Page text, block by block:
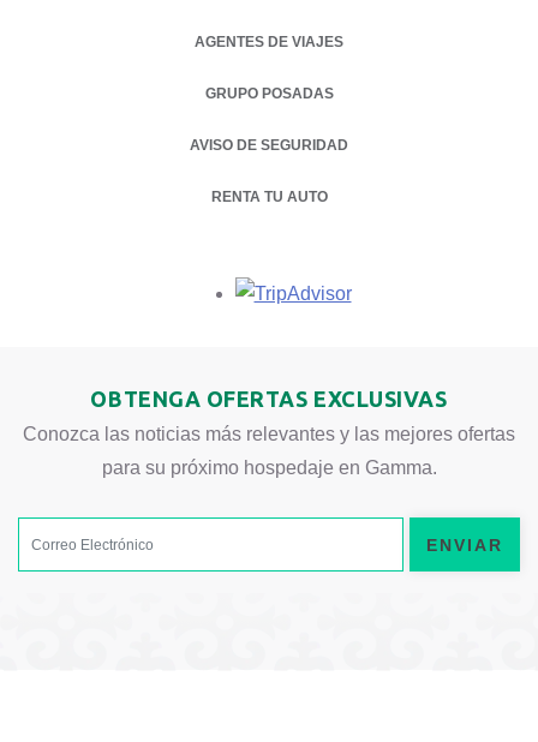
AGENTES DE VIAJES
GRUPO POSADAS
AVISO DE SEGURIDAD
RENTA TU AUTO
OPENS IN A NEW TAB.
Opens in a new tab.
OBTENGA OFERTAS EXCLUSIVAS
Conozca las noticias más relevantes y las mejores ofertas
para su próximo hospedaje en Gamma.
ENVIAR